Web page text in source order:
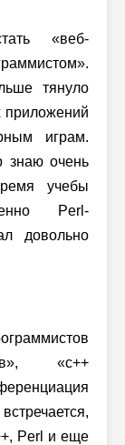
«веб-
тянуло
приложений
играм.
знаю очень
учебы
Perl-
довольно
«c++
, Perl и еще